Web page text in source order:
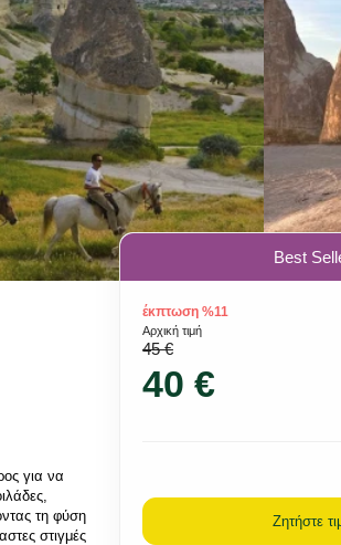
για να
τη φύση
στιγμές
Best
έκπτωση %11
Αρχική τιμή
45 €
40 €
Ζητήστε